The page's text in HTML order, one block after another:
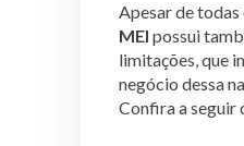
Apesar de todas
MEI possui
limitações, que
negócio dessa
Confira a seguir